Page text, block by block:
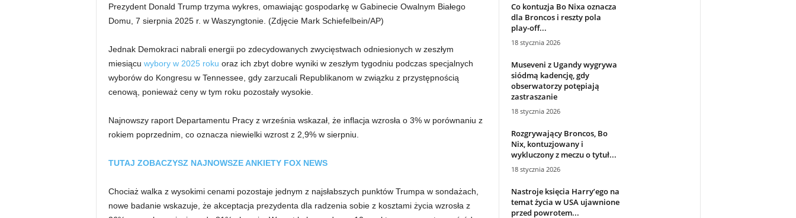
Prezydent Donald Trump trzyma wykres, omawiając gospodarkę w Gabinecie Owalnym Białego
Domu, 7 sierpnia 2025 r. w Waszyngtonie. (Zdjęcie Mark Schiefelbein/AP)
Jednak Demokraci nabrali energii po zdecydowanych zwycięstwach odniesionych w zeszłym
miesiącu wybory w 2025 roku oraz ich zbyt dobre wyniki w zeszłym tygodniu podczas specjalnych
wyborów do Kongresu w Tennessee, gdy zarzucali Republikanom w związku z przystępnością
cenową, ponieważ ceny w tym roku pozostały wysokie.
Najnowszy raport Departamentu Pracy z września wskazał, że inflacja wzrosła o 3% w porównaniu z
rokiem poprzednim, co oznacza niewielki wzrost z 2,9% w sierpniu.
TUTAJ ZOBACZYSZ NAJNOWSZE ANKIETY FOX NEWS
Chociaż walka z wysokimi cenami pozostaje jednym z najsłabszych punktów Trumpa w sondażach,
nowe badanie wskazuje, że akceptacja prezydenta dla radzenia sobie z kosztami życia wzrosła z
Co kontuzja Bo Nixa oznacza
dla Broncos i reszty pola
play-off...
18 stycznia 2026
Museveni z Ugandy wygrywa
siódmą kadencję, gdy
obserwatorzy potępiają
zastraszanie
18 stycznia 2026
Rozgrywający Broncos, Bo
Nix, kontuzjowany i
wykluczony z meczu o tytuł...
18 stycznia 2026
Nastroje księcia Harry’ego na
temat życia w USA ujawnione
przed powrotem...